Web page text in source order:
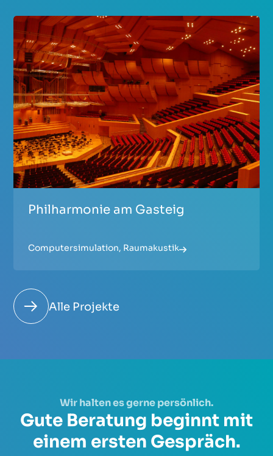
Philharmonie am Gasteig
Computersimulation, Raumakustik
Alle Projekte
Wir halten es gerne persönlich.
Gute Beratung beginnt mit
einem ersten Gespräch.